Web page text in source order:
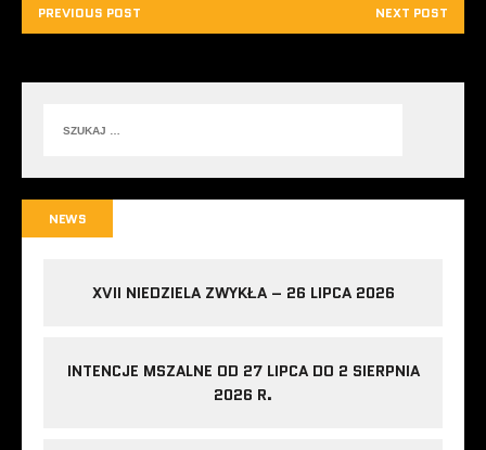
PREVIOUS POST NEXT POST
NEWS
XVII NIEDZIELA ZWYKŁA – 26 LIPCA 2026
INTENCJE MSZALNE OD 27 LIPCA DO 2 SIERPNIA
2026 R.